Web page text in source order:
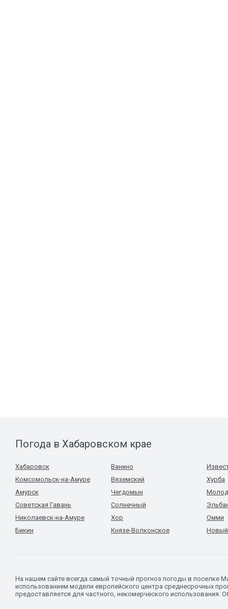
Погода в Хабаровском крае
Хабаровск
Комсомольск-на-Амуре
Амурск
Советская Гавань
Николаевск-на-Амуре
Бикин
Ванино
Вяземский
Чегдомын
Солнечный
Хор
Князе-Волконское
Хурба
Омми
На нашем сайте всегда самый точный прогноз погоды в поселке
использованием модели европейского центра среднесрочных
предоставляется для частного, некомерческого использования.